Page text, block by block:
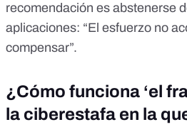
recomendación es abstenerse
aplicaciones: “El esfuerzo no
compensar”.
¿Cómo funciona ‘el
la ciberestafa en la